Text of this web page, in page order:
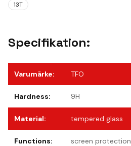
13T
Specifikation:
Varumärke: TFO
Hardness: 9H
Material: tempered glass
Functions: screen protection